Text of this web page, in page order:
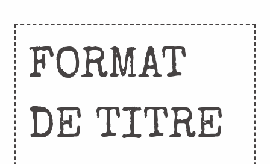
FORMAT
DE TITRE